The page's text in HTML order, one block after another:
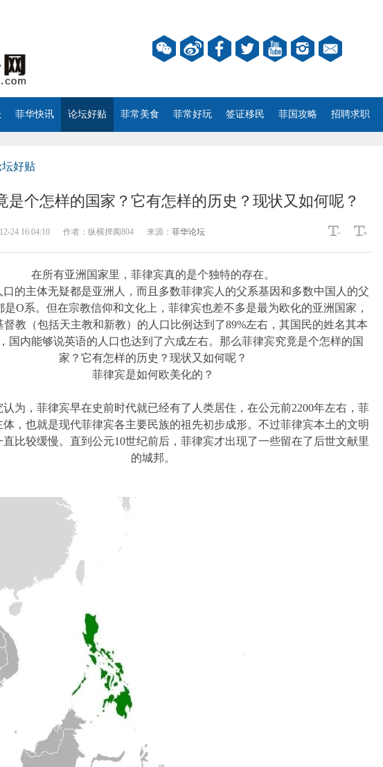
菲华快讯 论坛好贴 菲常美食 菲常好玩 签证移民 菲国攻略 招聘求职
坛好贴
是个怎样的国家？它有怎样的历史？现状又如何呢？
24 16:04:10 作者： 纵横捭阖804 来源： 菲华论坛
在所有亚洲国家里，菲律宾真的是个独特的存在。
口的主体无疑都是亚洲人，而且多数菲律宾人的父系基因和多数中国人的父
是O系。但在宗教信仰和文化上，菲律宾也差不多是最为欧化的亚洲国家，
督教（包括天主教和新教）的人口比例达到了89%左右，其国民的姓名其本
国内能够说英语的人口也达到了六成左右。那么菲律宾究竟是个怎样的国
家？它有怎样的历史？现状又如何呢？
菲律宾是如何欧美化的？
为，菲律宾早在史前时代就已经有了人类居住，在公元前2200年左右，菲
，也就是现代菲律宾各主要民族的祖先初步成形。不过菲律宾本土的文明
直比较缓慢。直到公元10世纪前后，菲律宾才出现了一些留在了后世文献里
的城邦。